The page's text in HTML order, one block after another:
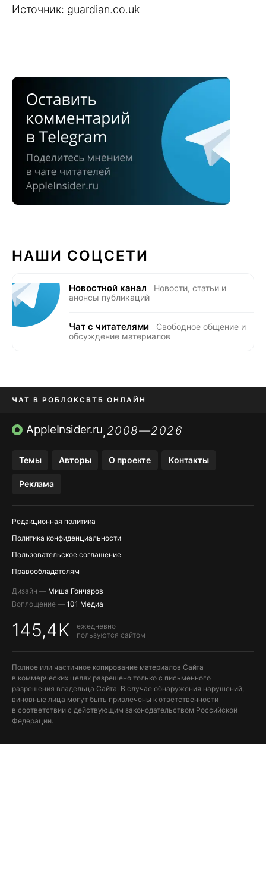
Источник: guardian.co.uk
НАШИ СОЦСЕТИ
Новостной канал
Новости, статьи и
анонсы публикаций
Чат с читателями
Свободное общение и
обсуждение материалов
ЧАТ В РОБЛОКСВТБ ОНЛАЙН
ПРИЛОЖЕНИЯ APP STORE
AppleInsider.ru,2008—2026
Темы Авторы О проекте Контакты
Реклама
Редакционная политика
Политика конфиденциальности
Пользовательское соглашение
Правообладателям
Дизайн — Миша Гончаров
Воплощение — 101 Медиа
145,4K
ежедневно
пользуются сайтом
Полное или частичное копирование материалов Сайта
в коммерческих целях разрешено только с письменного
разрешения владельца Сайта. В случае обнаружения нарушений,
виновные лица могут быть привлечены к ответственности
в соответствии с действующим законодательством Российской
Федерации.